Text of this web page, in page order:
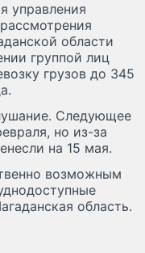
управления
области
группой лиц
грузов до 345
Следующее
но из-за
на 15 мая.
возможным
область.